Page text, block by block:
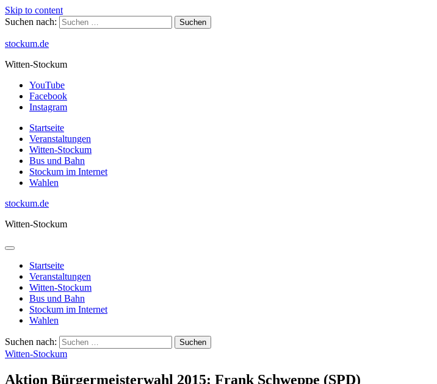
Skip to content
Suchen nach:
stockum.de
Witten-Stockum
YouTube
Facebook
Instagram
Startseite
Veranstaltungen
Witten-Stockum
Bus und Bahn
Stockum im Internet
Wahlen
stockum.de
Witten-Stockum
Startseite
Veranstaltungen
Witten-Stockum
Bus und Bahn
Stockum im Internet
Wahlen
Suchen nach:
Witten-Stockum
Aktion Bürgermeisterwahl 2015: Frank Schweppe (SPD)